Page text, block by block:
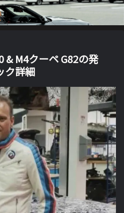
& M4クーペ G82の発
ク詳細